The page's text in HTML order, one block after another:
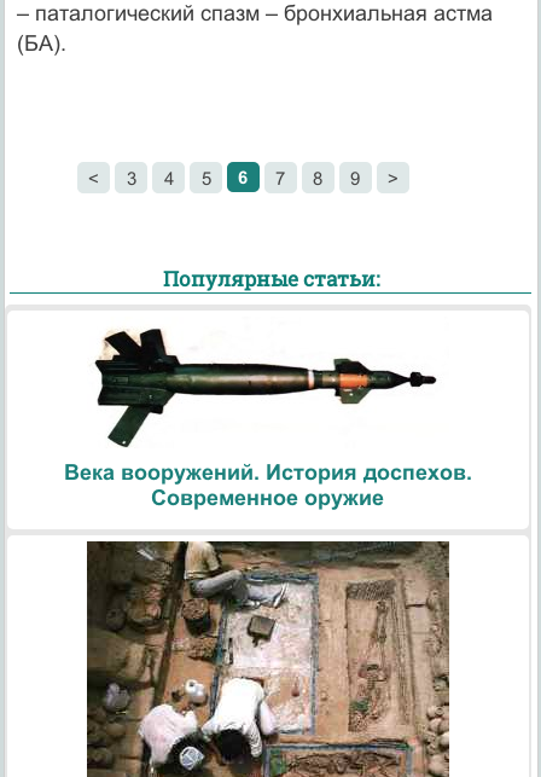
– паталогический спазм – бронхиальная астма
(БА).
< 3 4 5 6 7 8 9 >
Популярные статьи:
Века вооружений. История доспехов.
Современное оружие